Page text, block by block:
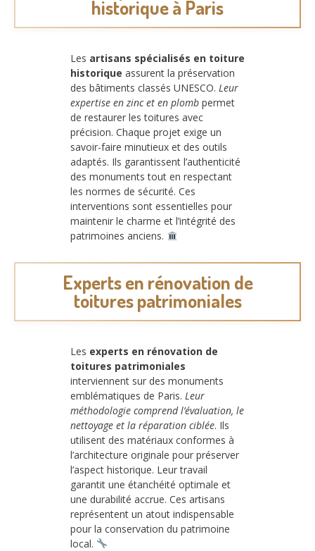
historique à Paris
Les artisans spécialisés en toiture
historique assurent la préservation
des bâtiments classés UNESCO. Leur
expertise en zinc et en plomb permet
de restaurer les toitures avec
précision. Chaque projet exige un
savoir-faire minutieux et des outils
adaptés. Ils garantissent l’authenticité
des monuments tout en respectant
les normes de sécurité. Ces
interventions sont essentielles pour
maintenir le charme et l’intégrité des
patrimoines anciens.
Experts en rénovation de
toitures patrimoniales
Les experts en rénovation de
toitures patrimoniales
interviennent sur des monuments
emblématiques de Paris. Leur
méthodologie comprend l’évaluation, le
nettoyage et la réparation ciblée. Ils
utilisent des matériaux conformes à
l’architecture originale pour préserver
l’aspect historique. Leur travail
garantit une étanchéité optimale et
une durabilité accrue. Ces artisans
représentent un atout indispensable
pour la conservation du patrimoine
local.